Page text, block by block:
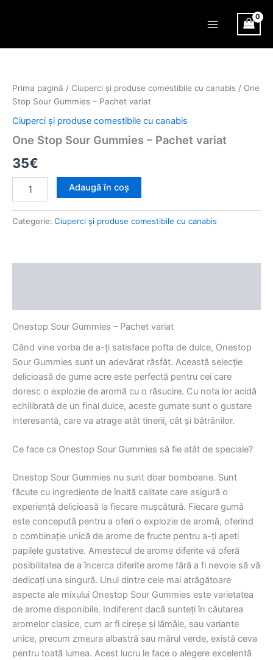
Menu
Prima pagină / Ciuperci și produse comestibile cu canabis / One
Stop Sour Gummies – Pachet variat
Ciuperci și produse comestibile cu canabis
One Stop Sour Gummies – Pachet variat
35€
Sour
Gummies
–
Pachet
variat
Adaugă în coș
Categorie: Ciuperci și produse comestibile cu canabis
Onestop Sour Gummies – Pachet variat
Când vine vorba de a-ți satisface pofta de dulce, Onestop
Sour Gummies sunt un adevărat răsfăț. Această selecție
delicioasă de gume acre este perfectă pentru cei care
doresc o explozie de aromă cu o răsucire. Cu nota lor acidă
echilibrată de un final dulce, aceste gumate sunt o gustare
interesantă, care va atrage atât tinerii, cât și bătrânilor.
Ce face ca Onestop Sour Gummies să fie atât de speciale?
Onestop Sour Gummies nu sunt doar bomboane. Sunt
făcute cu ingrediente de înaltă calitate care asigură o
experiență delicioasă la fiecare mușcătură. Fiecare gumă
este concepută pentru a oferi o explozie de aromă, oferind
o combinație unică de arome de fructe pentru a-ți apeti
papilele gustative. Amestecul de arome diferite vă oferă
posibilitatea de a încerca diferite arome fără a fi nevoie să vă
dedicați una singură. Unul dintre cele mai atrăgătoare
aspecte ale mixului Onestop Sour Gummies este varietatea
de arome disponibile. Indiferent dacă sunteți în căutarea
aromelor clasice, cum ar fi cireșe și lămâie, sau variante
unice, precum zmeura albastră sau mărul verde, există ceva
pentru toată lumea. Acest lucru le face o alegere excelentă